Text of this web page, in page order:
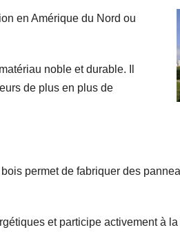
en Amérique du Nord ou
noble et durable. Il
de plus en plus de
permet de fabriquer des
et participe activement à la